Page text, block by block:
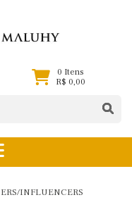
0 Itens
R$ 0,00
INFLUENCERS